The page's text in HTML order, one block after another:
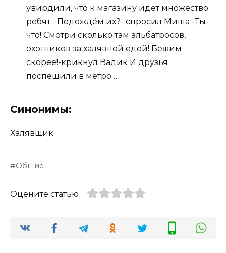
увирдили, что к магазину идёт множество
ребят. -Подождём их?- спросил Миша -Ты
что! Смотри сколько там альбатросов,
охотников за халявной едой! Бежим
скорее!-крикнул Вадик И друзья
поспешили в метро…
Синонимы:
Халявщик.
Общие
Оцените статью